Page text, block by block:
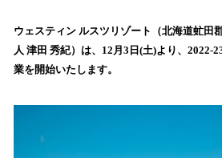
！
数
を
ウェスティン ルスツリゾート（北海道虻田
人 津田 秀紀）は、12月3日(土)より、2022-
業を開始いたします。